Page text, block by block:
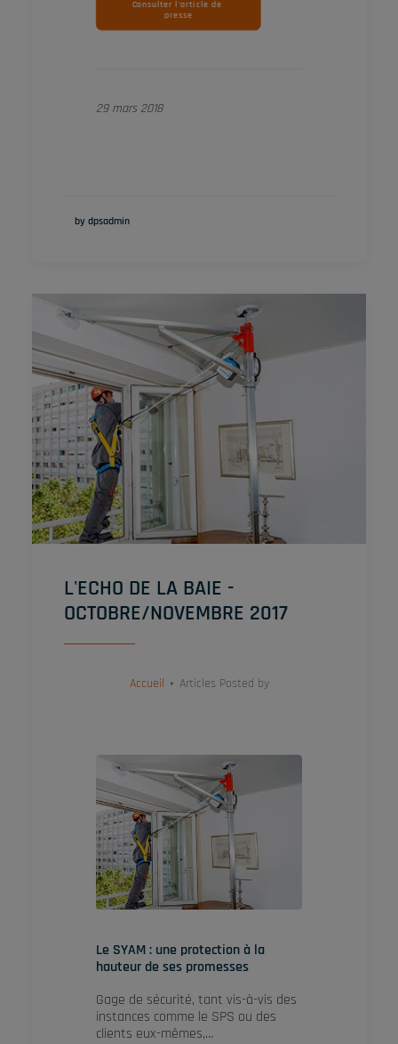
Consulter l'article de
presse
29 mars 2018
by dpsadmin
L'ECHO DE LA BAIE -
OCTOBRE/NOVEMBRE 2017
Accueil Articles Posted by
Le SYAM : une protection à la
hauteur de ses promesses
Gage de sécurité, tant vis-à-vis des
instances comme le SPS ou des
clients eux-mêmes,…